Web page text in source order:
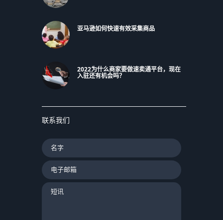
亚马逊如何快速有效采集商品
2022为什么商家要做速卖通平台，现在
入驻还有机会吗？
联系我们